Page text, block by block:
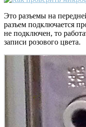
Это разъемы на
разъем подключается
не подключен, то
записи розового цвета.